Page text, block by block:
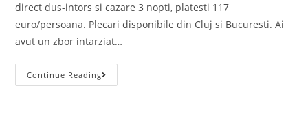
direct dus-intors si cazare 3 nopti, platesti 117
euro/persoana. Plecari disponibile din Cluj si Bucuresti. Ai
avut un zbor intarziat…
Continue ReadingCity
Break